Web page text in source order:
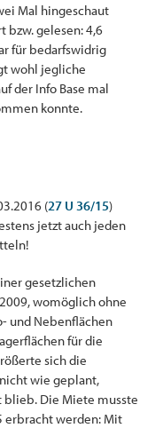
Mal hingeschaut
bzw. gelesen: 4,6
für bedarfswidrig
wohl jegliche
der Info Base mal
konnte.
(27 U 36/15)
jetzt auch jeden
gesetzlichen
womöglich ohne
und Nebenflächen
für die
sich die
wie geplant,
blieb. Die Miete musste
erbracht werden: Mit